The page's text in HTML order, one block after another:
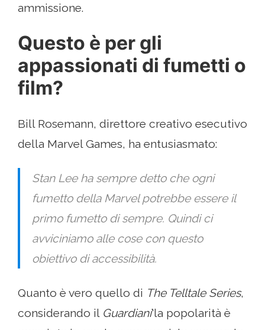
ammissione.
Questo è per gli
appassionati di fumetti o
film?
Bill Rosemann, direttore creativo esecutivo
della Marvel Games, ha entusiasmato:
Stan Lee ha sempre detto che ogni
fumetto della Marvel potrebbe essere il
primo fumetto di sempre. Quindi ci
avviciniamo alle cose con questo
obiettivo di accessibilità.
Quanto è vero quello di The Telltale Series,
considerando il Guardiani'la popolarità è